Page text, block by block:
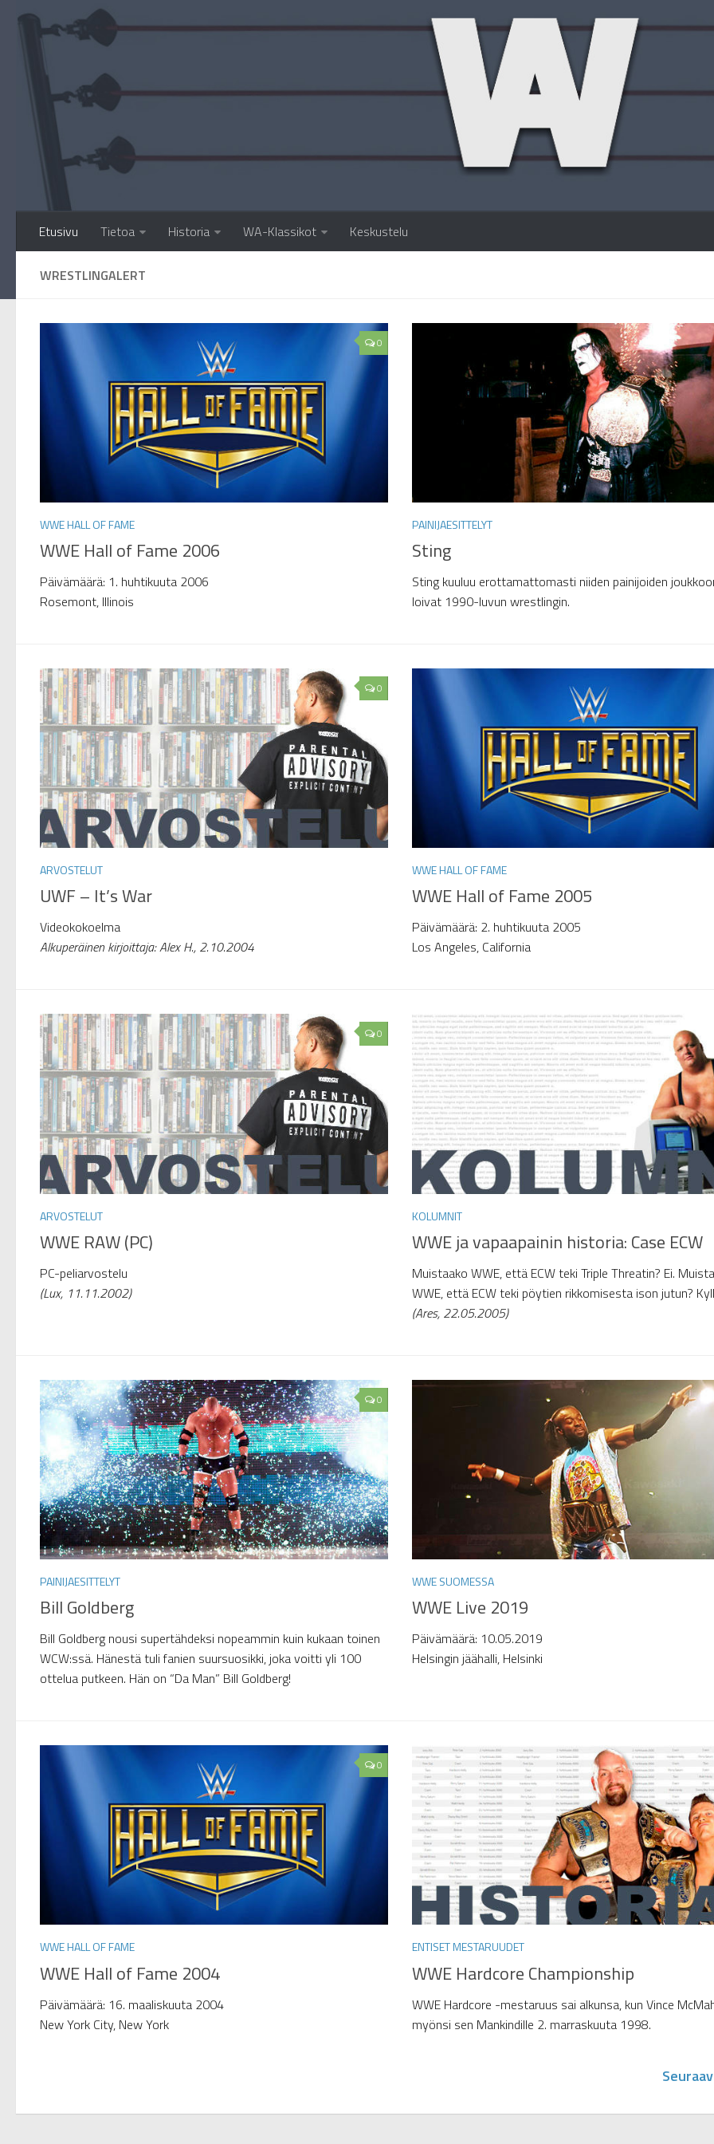
Etusivu Tietoa Historia WA-Klassikot Keskustelu
WRESTLINGALERT
0
WWE HALL OF FAME
WWE Hall of Fame 2006
Päivämäärä: 1. huhtikuuta 2006
Rosemont, Illinois
PAINIJAESITTELYT
Sting
Sting kuuluu erottamattomasti niiden painijoiden
loivat 1990-luvun wrestlingin.
0
ARVOSTELUT
UWF – It’s War
Videokokoelma
Alkuperäinen kirjoittaja: Alex H., 2.10.2004
WWE HALL OF FAME
WWE Hall of Fame 2005
Päivämäärä: 2. huhtikuuta 2005
Los Angeles, California
0
ARVOSTELUT
WWE RAW (PC)
PC-peliarvostelu
(Lux, 11.11.2002)
KOLUMNIT
WWE ja vapaapainin historia: Case ECW
Muistaako WWE, että ECW teki Triple Threatin? Ei.
WWE, että ECW teki pöytien rikkomisesta ison jutun?
(Ares, 22.05.2005)
0
PAINIJAESITTELYT
Bill Goldberg
Bill Goldberg nousi supertähdeksi nopeammin kuin kukaan toinen
WCW:ssä. Hänestä tuli fanien suursuosikki, joka voitti yli 100
ottelua putkeen. Hän on “Da Man” Bill Goldberg!
WWE SUOMESSA
WWE Live 2019
Päivämäärä: 10.05.2019
Helsingin jäähalli, Helsinki
0
WWE HALL OF FAME
WWE Hall of Fame 2004
Päivämäärä: 16. maaliskuuta 2004
New York City, New York
ENTISET MESTARUUDET
WWE Hardcore Championship
WWE Hardcore -mestaruus sai alkunsa, kun Vince
myönsi sen Mankindille 2. marraskuuta 1998.